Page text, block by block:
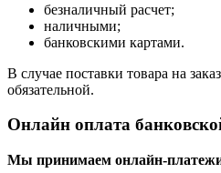
безналичный расчет;
наличными;
банковскими картами.
В случае поставки товара на
обязательной.
Онлайн оплата
Мы принимаем онлайн-